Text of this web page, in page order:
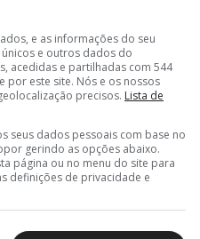
e as informações do seu
e outros dados do
acedidas e partilhadas com 544
por este site. Nós e os nossos
precisos. Lista de
seus dados pessoais com base no
gerindo as opções abaixo.
página ou no menu do site para
definições de privacidade e